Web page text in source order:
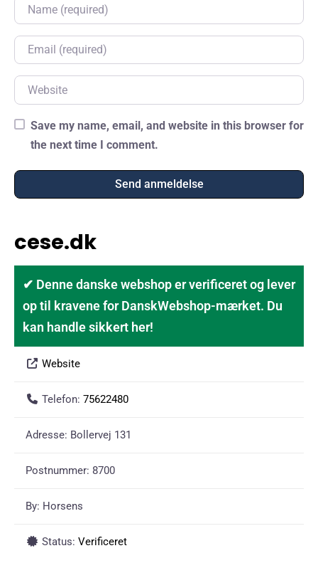
Name
Email
Website
Save my name, email, and website in this browser for
the next time I comment.
cese.dk
✔ Denne danske webshop er verificeret og lever
op til kravene for DanskWebshop-mærket. Du
kan handle sikkert her!
Website
Telefon: 75622480
Adresse: Bollervej 131
Postnummer: 8700
By: Horsens
Status: Verificeret